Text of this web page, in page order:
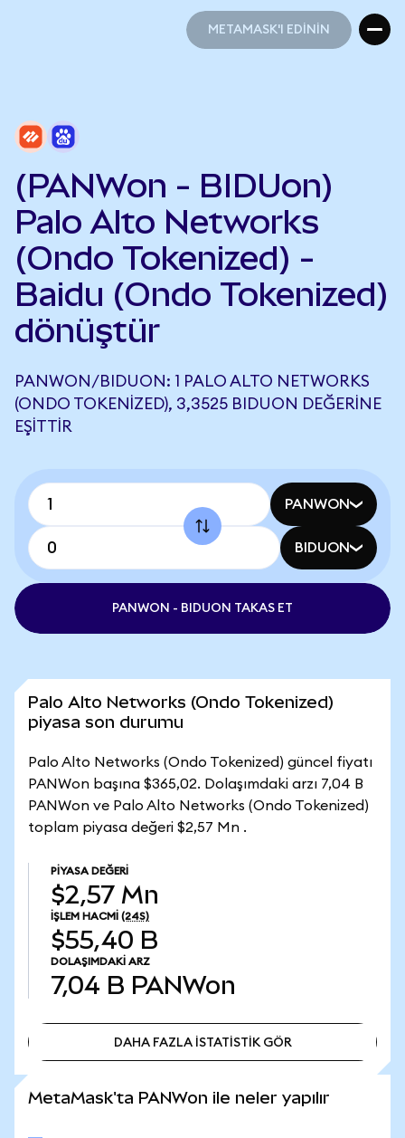
METAMASK'I EDİNİN
(PANWon - BIDUon)
Palo Alto Networks
(Ondo Tokenized) -
Baidu (Ondo Tokenized)
dönüştür
PANWON/BIDUON: 1 PALO ALTO NETWORKS
(ONDO TOKENIZED), 3,3525 BIDUON DEĞERINE
EŞITTIR
PANWON
BIDUON
PANWON - BIDUON TAKAS ET
Palo Alto Networks (Ondo Tokenized)
piyasa son durumu
Palo Alto Networks (Ondo Tokenized) güncel fiyatı
PANWon başına $365,02. Dolaşımdaki arzı 7,04 B
PANWon ve Palo Alto Networks (Ondo Tokenized)
toplam piyasa değeri $2,57 Mn .
PIYASA DEĞERI
$2,57 Mn
İŞLEM HACMI (24S)
$55,40 B
DOLAŞIMDAKI ARZ
7,04 B PANWon
DAHA FAZLA İSTATİSTİK GÖR
MetaMask'ta PANWon ile neler yapılır